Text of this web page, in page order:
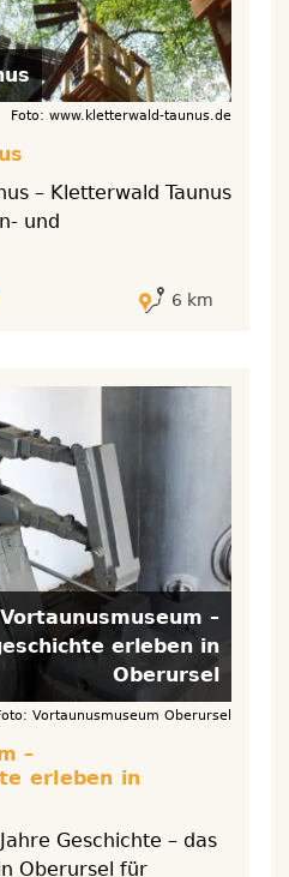
Foto: www.kletterwald-taunus.de
– Kletterwald Taunus
und
6 km
Vortaunusmuseum –
erleben in
Oberursel
Vortaunusmuseum Oberursel
–
erleben in
Geschichte – das
Oberursel für